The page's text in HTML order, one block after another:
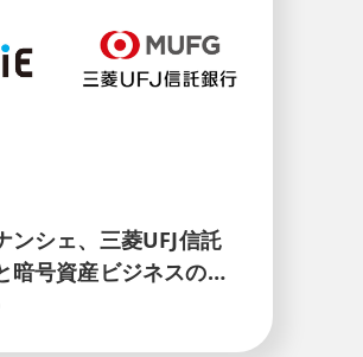
ンシェ、三菱UFJ信託
暗号資産ビジネスの共